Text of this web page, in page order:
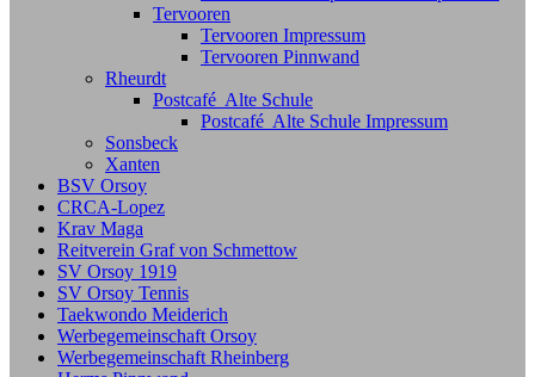
Tervooren
Tervooren Impressum
Tervooren Pinnwand
Rheurdt
Postcafé Alte Schule
Postcafé Alte Schule Impressum
Sonsbeck
Xanten
BSV Orsoy
CRCA-Lopez
Krav Maga
Reitverein Graf von Schmettow
SV Orsoy 1919
SV Orsoy Tennis
Taekwondo Meiderich
Werbegemeinschaft Orsoy
Werbegemeinschaft Rheinberg